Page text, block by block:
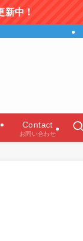
Contact
お問い合わせ